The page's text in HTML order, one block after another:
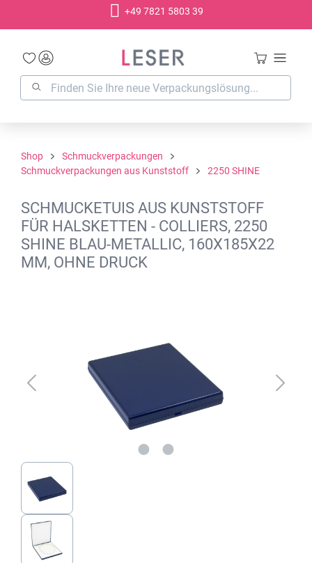
+49 7821 5803 39
Shop
Schmuckverpackungen
Schmuckverpackungen aus Kunststoff
2250 SHINE
SCHMUCKETUIS AUS KUNSTSTOFF
FÜR HALSKETTEN - COLLIERS, 2250
SHINE BLAU-METALLIC, 160X185X22
MM, OHNE DRUCK